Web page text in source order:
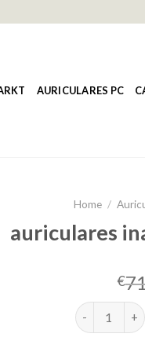
AURICULARES PC
Home /
auriculares
€
auriculares